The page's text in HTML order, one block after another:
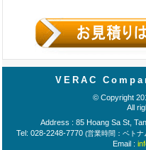
VERAC
© Copyright
All
Address : 85 Hoang Sa St,
Tel: 028-2248-7770 (営業時間：ベト
Email :